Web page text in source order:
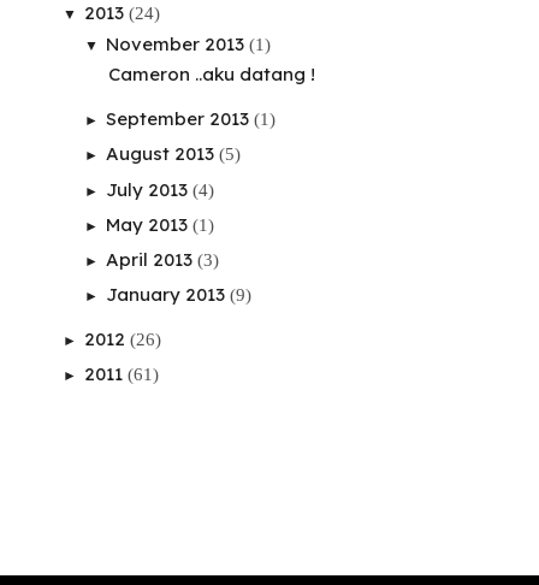
▼ 2013 (24)
▼ November 2013 (1)
Cameron ..aku datang !
► September 2013 (1)
► August 2013 (5)
► July 2013 (4)
► May 2013 (1)
► April 2013 (3)
► January 2013 (9)
► 2012 (26)
► 2011 (61)